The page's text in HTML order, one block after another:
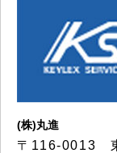
(株)丸進
〒116-0013